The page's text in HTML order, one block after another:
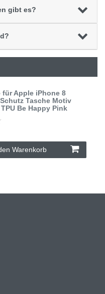
gibt es?
für Apple iPhone 8
Tasche Motiv
Be Happy Pink
Warenkorb